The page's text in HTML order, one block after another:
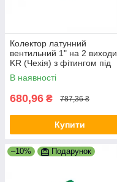
Колектор латунний
вентильний 1" на 2 виходи
KR (Чехія) з фітингом під
трубу 16 мм
В наявності
680,96 ₴ 787,36 ₴
Купити
–10% Подарунок